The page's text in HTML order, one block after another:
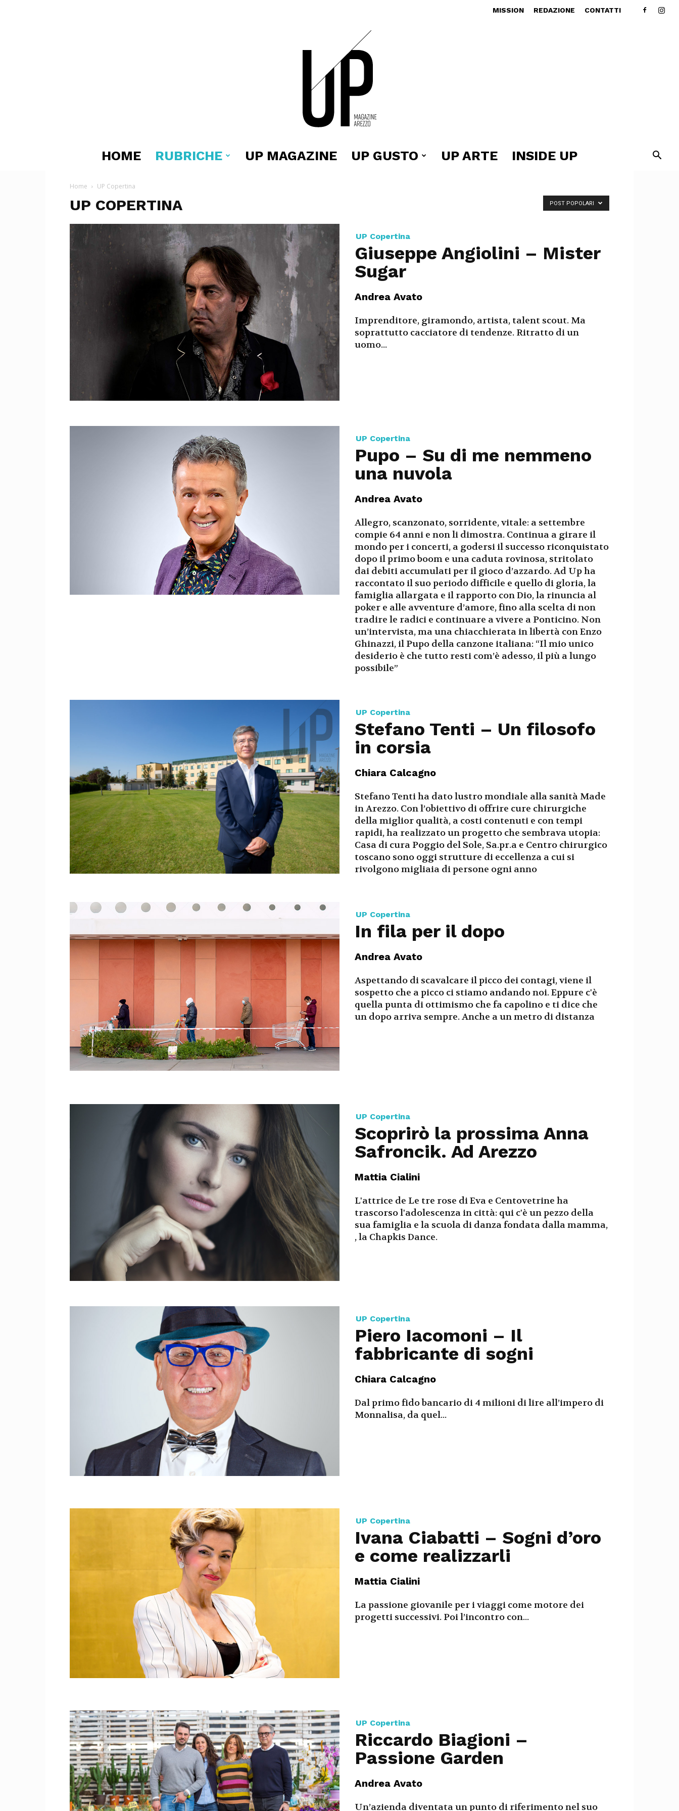
MISSION REDAZIONE CONTATTI
Magazine
HOME RUBRICHE UP MAGAZINE UP GUSTO UP ARTE INSIDE UP
Home UP Copertina
UP COPERTINA POST POPOLARI
UP Copertina
Giuseppe Angiolini – Mister
Sugar
Andrea Avato
Imprenditore, giramondo, artista, talent scout. Ma
soprattutto cacciatore di tendenze. Ritratto di un
uomo...
UP Copertina
Pupo – Su di me nemmeno
una nuvola
Andrea Avato
Allegro, scanzonato, sorridente, vitale: a settembre
compie 64 anni e non li dimostra. Continua a girare il
mondo per i concerti, a godersi il successo riconquistato
dopo il primo boom e una caduta rovinosa, stritolato
dai debiti accumulati per il gioco d’azzardo. Ad Up ha
raccontato il suo periodo difficile e quello di gloria, la
famiglia allargata e il rapporto con Dio, la rinuncia al
poker e alle avventure d’amore, fino alla scelta di non
tradire le radici e continuare a vivere a Ponticino. Non
un’intervista, ma una chiacchierata in libertà con Enzo
Ghinazzi, il Pupo della canzone italiana: “Il mio unico
desiderio è che tutto resti com’è adesso, il più a lungo
possibile”
UP Copertina
Stefano Tenti – Un filosofo
in corsia
Chiara Calcagno
Stefano Tenti ha dato lustro mondiale alla sanità Made
in Arezzo. Con l’obiettivo di offrire cure chirurgiche
della miglior qualità, a costi contenuti e con tempi
rapidi, ha realizzato un progetto che sembrava utopia:
Casa di cura Poggio del Sole, Sa.pr.a e Centro chirurgico
toscano sono oggi strutture di eccellenza a cui si
rivolgono migliaia di persone ogni anno
UP Copertina
In fila per il dopo
Andrea Avato
Aspettando di scavalcare il picco dei contagi, viene il
sospetto che a picco ci stiamo andando noi. Eppure c'è
quella punta di ottimismo che fa capolino e ti dice che
un dopo arriva sempre. Anche a un metro di distanza
UP Copertina
Scoprirò la prossima Anna
Safroncik. Ad Arezzo
Mattia Cialini
L'attrice de Le tre rose di Eva e Centovetrine ha
trascorso l'adolescenza in città: qui c'è un pezzo della
sua famiglia e la scuola di danza fondata dalla mamma,
, la Chapkis Dance.
UP Copertina
Piero Iacomoni – Il
fabbricante di sogni
Chiara Calcagno
Dal primo fido bancario di 4 milioni di lire all’impero di
Monnalisa, da quel...
UP Copertina
Ivana Ciabatti – Sogni d’oro
e come realizzarli
Mattia Cialini
La passione giovanile per i viaggi come motore dei
progetti successivi. Poi l’incontro con...
UP Copertina
Riccardo Biagioni –
Passione Garden
Andrea Avato
Un’azienda diventata un punto di riferimento nel suo